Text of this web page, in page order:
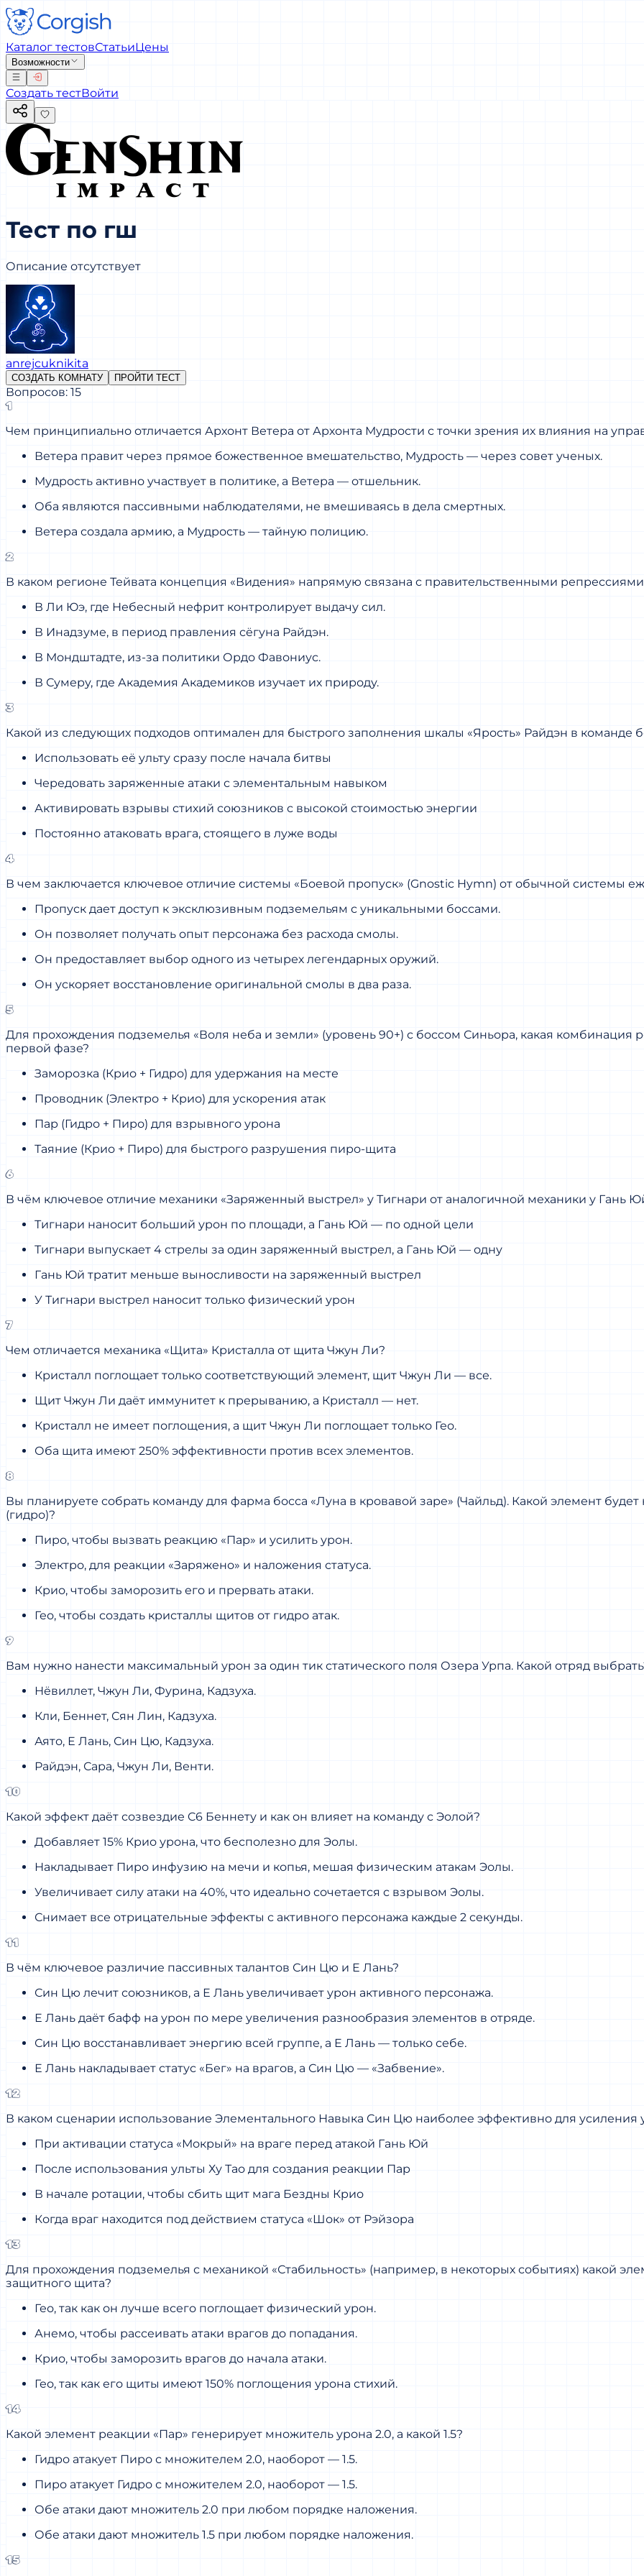
Каталог тестовСтатьиЦены
Возможности
Создать тестВойти
Тест по гш
Описание отсутствует
anrejcuknikita
СОЗДАТЬ КОМНАТУ ПРОЙТИ ТЕСТ
Вопросов: 15
1
Чем принципиально отличается Архонт Ветера от Архонта Мудрости с точки зрения их влияния на
Ветера правит через прямое божественное вмешательство, Мудрость — через совет ученых.
Мудрость активно участвует в политике, а Ветера — отшельник.
Оба являются пассивными наблюдателями, не вмешиваясь в дела смертных.
Ветера создала армию, а Мудрость — тайную полицию.
2
В каком регионе Тейвата концепция «Видения» напрямую связана с правительственными
В Ли Юэ, где Небесный нефрит контролирует выдачу сил.
В Инадзуме, в период правления сёгуна Райдэн.
В Мондштадте, из-за политики Ордо Фавониус.
В Сумеру, где Академия Академиков изучает их природу.
3
Какой из следующих подходов оптимален для быстрого заполнения шкалы «Ярость» Райдэн в команде
Использовать её ульту сразу после начала битвы
Чередовать заряженные атаки с элементальным навыком
Активировать взрывы стихий союзников с высокой стоимостью энергии
Постоянно атаковать врага, стоящего в луже воды
4
В чем заключается ключевое отличие системы «Боевой пропуск» (Gnostic Hymn) от обычной системы
Пропуск дает доступ к эксклюзивным подземельям с уникальными боссами.
Он позволяет получать опыт персонажа без расхода смолы.
Он предоставляет выбор одного из четырех легендарных оружий.
Он ускоряет восстановление оригинальной смолы в два раза.
5
Для прохождения подземелья «Воля неба и земли» (уровень 90+) с боссом Синьора, какая комбинация
первой фазе?
Заморозка (Крио + Гидро) для удержания на месте
Проводник (Электро + Крио) для ускорения атак
Пар (Гидро + Пиро) для взрывного урона
Таяние (Крио + Пиро) для быстрого разрушения пиро-щита
6
В чём ключевое отличие механики «Заряженный выстрел» у Тигнари от аналогичной механики у Гань
Тигнари наносит больший урон по площади, а Гань Юй — по одной цели
Тигнари выпускает 4 стрелы за один заряженный выстрел, а Гань Юй — одну
Гань Юй тратит меньше выносливости на заряженный выстрел
У Тигнари выстрел наносит только физический урон
7
Чем отличается механика «Щита» Кристалла от щита Чжун Ли?
Кристалл поглощает только соответствующий элемент, щит Чжун Ли — все.
Щит Чжун Ли даёт иммунитет к прерыванию, а Кристалл — нет.
Кристалл не имеет поглощения, а щит Чжун Ли поглощает только Гео.
Оба щита имеют 250% эффективности против всех элементов.
8
Вы планируете собрать команду для фарма босса «Луна в кровавой заре» (Чайльд). Какой элемент
(гидро)?
Пиро, чтобы вызвать реакцию «Пар» и усилить урон.
Электро, для реакции «Заряжено» и наложения статуса.
Крио, чтобы заморозить его и прервать атаки.
Гео, чтобы создать кристаллы щитов от гидро атак.
9
Вам нужно нанести максимальный урон за один тик статического поля Озера Урпа. Какой отряд
Нёвиллет, Чжун Ли, Фурина, Кадзуха.
Кли, Беннет, Сян Лин, Кадзуха.
Аято, Е Лань, Син Цю, Кадзуха.
Райдэн, Сара, Чжун Ли, Венти.
10
Какой эффект даёт созвездие C6 Беннету и как он влияет на команду с Эолой?
Добавляет 15% Крио урона, что бесполезно для Эолы.
Накладывает Пиро инфузию на мечи и копья, мешая физическим атакам Эолы.
Увеличивает силу атаки на 40%, что идеально сочетается с взрывом Эолы.
Снимает все отрицательные эффекты с активного персонажа каждые 2 секунды.
11
В чём ключевое различие пассивных талантов Син Цю и Е Лань?
Син Цю лечит союзников, а Е Лань увеличивает урон активного персонажа.
Е Лань даёт бафф на урон по мере увеличения разнообразия элементов в отряде.
Син Цю восстанавливает энергию всей группе, а Е Лань — только себе.
Е Лань накладывает статус «Бег» на врагов, а Син Цю — «Забвение».
12
В каком сценарии использование Элементального Навыка Син Цю наиболее эффективно для усиления
При активации статуса «Мокрый» на враге перед атакой Гань Юй
После использования ульты Ху Тао для создания реакции Пар
В начале ротации, чтобы сбить щит мага Бездны Крио
Когда враг находится под действием статуса «Шок» от Рэйзора
13
Для прохождения подземелья с механикой «Стабильность» (например, в некоторых событиях) какой
защитного щита?
Гео, так как он лучше всего поглощает физический урон.
Анемо, чтобы рассеивать атаки врагов до попадания.
Крио, чтобы заморозить врагов до начала атаки.
Гео, так как его щиты имеют 150% поглощения урона стихий.
14
Какой элемент реакции «Пар» генерирует множитель урона 2.0, а какой 1.5?
Гидро атакует Пиро с множителем 2.0, наоборот — 1.5.
Пиро атакует Гидро с множителем 2.0, наоборот — 1.5.
Обе атаки дают множитель 2.0 при любом порядке наложения.
Обе атаки дают множитель 1.5 при любом порядке наложения.
15